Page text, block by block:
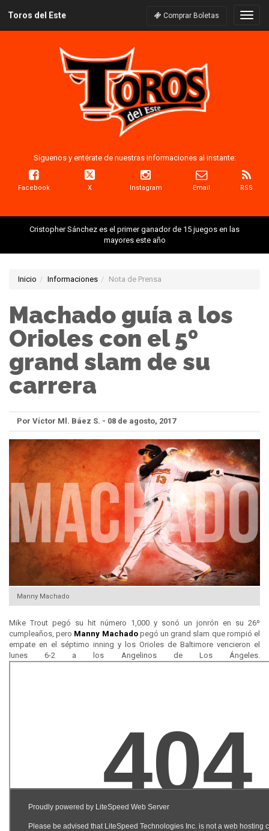
Toros del Este Comprar Boletas
Síguenos y entérate de nuestras informaciones al instante:
Facebook X Instagram Email RSS
Cristopher Sánchez es el primer ganador de 15 juegos en las
mayores este año
Inicio Informaciones Nota de Prensa
Machado guía a los
Orioles con el 5º
grand slam de su
carrera
Por Víctor Ml. Báez S. - 08 de agosto, 2017
Manny Machado
Mike Trout pegó su hit número 1,000 y sonó un jonrón en su 26º
cumpleaños, pero Manny Machadopegó un grand slam que rompió el
empate en el séptimo inning y los Orioles de Baltimore vencieron el
lunes 6-2 a los Angelinos de Los Ángeles.